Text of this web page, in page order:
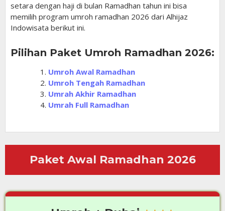
setara dengan haji di bulan Ramadhan tahun ini bisa
memilih program umroh ramadhan 2026 dari Alhijaz
Indowisata berikut ini.
Pilihan Paket Umroh Ramadhan 2026:
Umroh Awal Ramadhan
Umroh Tengah Ramadhan
Umrah Akhir Ramadhan
Umrah Full Ramadhan
Paket Awal Ramadhan 2026